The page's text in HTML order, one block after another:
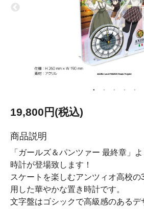
19,800円(税込)
商品説明
「ガールズ＆パンツァー 最終章」
時計が登場致します！
スケートを楽しむアンツィオ高校の
用した華やかな置き時計です。
文字盤はゴシックで高級感のあるデ